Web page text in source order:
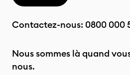
Contactez-nous: 0800 000
Nous sommes là quand
nous.